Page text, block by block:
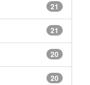
21
21
20
20